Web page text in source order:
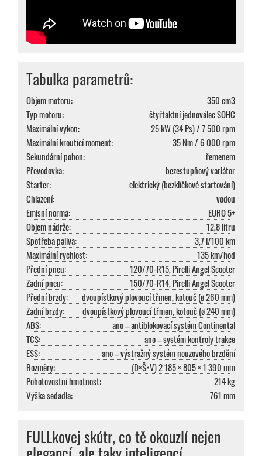
FULLkovej skútr, co tě okouzlí nejen
Tabulka parametrů:
Objem motoru:
350 cm3
Typ motoru:
čtyřtaktní jednoválec SOHC
Maximální výkon:
25 kW (34 Ps) / 7 500 rpm
Maximální kroutící moment:
35 Nm / 6 000 rpm
Sekundární pohon:
řemenem
Převodovka:
bezestupňový variátor
Starter:
elektrický (bezklíčkové startování)
Chlazení:
vodou
Emisní norma:
EURO 5+
Objem nádrže:
12,8 litru
Spotřeba paliva:
3,7 l/100 km
Maximální rychlost:
135 km/hod
Přední pneu:
120/70-R15, Pirelli Angel Scooter
Zadní pneu:
150/70-R14, Pirelli Angel Scooter
Přední brzdy:
dvoupístkový plovoucí třmen, kotouč (ø 260 mm)
Zadní brzdy:
dvoupístkový plovoucí třmen, kotouč (ø 240 mm)
ABS:
ano – antiblokovací systém Continental
TCS:
ano – systém kontroly trakce
ESS:
ano – výstražný systém nouzového brzdění
Rozměry:
(D×Š×V) 2 185 × 805 × 1 390 mm
Pohotovostní hmotnost:
214 kg
Výška sedadla:
761 mm